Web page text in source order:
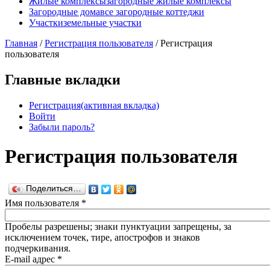
Загородные домавсе загородные коттеджи
Участкиземельные участки
Главная / Регистрация пользователя /Регистрация
пользователя
Главные вкладки
Регистрация(активная вкладка)
Войти
Забыли пароль?
Регистрация пользователя
Поделиться…
Имя пользователя *
Пробелы разрешены; знаки пунктуации запрещены, за
исключением точек, тире, апострофов и знаков
подчеркивания.
E-mail адрес *